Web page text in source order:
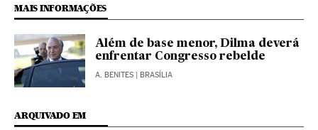
MAIS INFORMAÇÕES
Além de base menor, Dilma deverá
enfrentar Congresso rebelde
A. BENITES | BRASÍLIA
ARQUIVADO EM